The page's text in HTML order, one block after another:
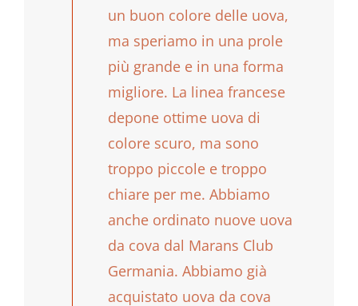
un buon colore delle uova,
ma speriamo in una prole
più grande e in una forma
migliore. La linea francese
depone ottime uova di
colore scuro, ma sono
troppo piccole e troppo
chiare per me. Abbiamo
anche ordinato nuove uova
da cova dal Marans Club
Germania. Abbiamo già
acquistato uova da cova